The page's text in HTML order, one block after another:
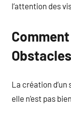
l’attention des
La création
elle n’est pas